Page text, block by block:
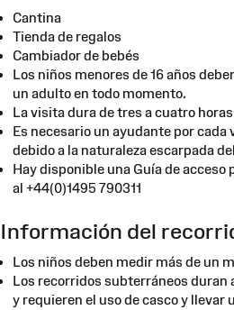
Cantina
Tienda de regalos
Cambiador de bebés
Los niños menores de 16 años
un adulto en todo momento.
La visita dura de tres a cuatro horas
Es necesario un ayudante por
debido a la naturaleza escarpada
Hay disponible una Guía de acceso
al +44(0)1495 790311
Información del
Los niños deben medir más de un
Los recorridos subterráneos duran
y requieren el uso de casco y llevar